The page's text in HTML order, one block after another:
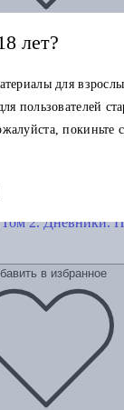
Добавить в корзину
2. Дневники.
в избранное
лет?
для
пользователей
покиньте